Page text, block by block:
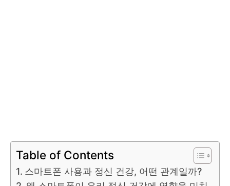
Table of Contents
스마트폰 사용과 정신 건강, 어떤 관계일까?